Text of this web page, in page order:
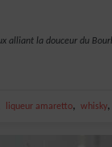
alliant la douceur du
liqueur amaretto, whisky,